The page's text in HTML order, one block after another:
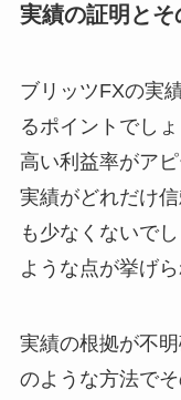
実績の証明とそ
ブリッツFXの実
るポイントでし
高い利益率がア
実績がどれだけ
も少なくないで
ような点が挙げら
実績の根拠が不
のような方法で